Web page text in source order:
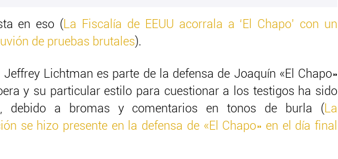
en eso ( La Fiscalía de EEUU acorrala a ‘El Chapo’ con un
de pruebas brutales).
Jeffrey Lichtman es parte de la defensa de Joaquín «El Chapo»
y su particular estilo para cuestionar a los testigos ha sido
debido a bromas y comentarios en tonos de burla ( La
se hizo presente en la defensa de «El Chapo» en el día final